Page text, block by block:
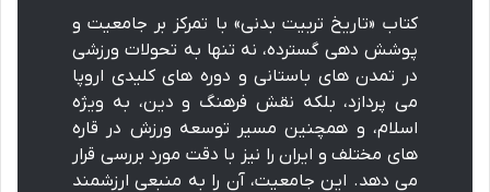
کتاب «تاریخ تربیت بدنی» با تمرکز بر جامعیت و
پوشش دهی گسترده، نه تنها به تحولات ورزشی
در تمدن های باستانی و دوره های کلیدی اروپا
می پردازد، بلکه نقش فرهنگ و دین، به ویژه
اسلام، و همچنین مسیر توسعه ورزش در قاره
های مختلف و ایران را نیز با دقت مورد بررسی قرار
می دهد. این جامعیت، آن را به منبعی ارزشمند